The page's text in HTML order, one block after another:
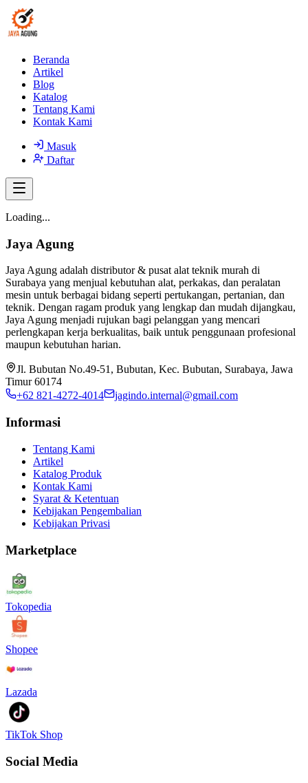
Beranda
Artikel
Blog
Katalog
Tentang Kami
Kontak Kami
Masuk
Daftar
Loading...
Jaya Agung
Jaya Agung adalah distributor & pusat alat teknik murah di
Surabaya yang menjual kebutuhan alat, perkakas, dan peralatan
mesin untuk berbagai bidang seperti pertukangan, pertanian, dan
teknik. Dengan ragam produk yang lengkap dan mudah dijangkau,
Jaya Agung menjadi rujukan bagi pelanggan yang mencari
perlengkapan kerja berkualitas, baik untuk penggunaan profesional
maupun kebutuhan harian.
Jl. Bubutan No.49-51, Bubutan, Kec. Bubutan, Surabaya, Jawa
Timur 60174
+62 821-4272-4014
jagindo.internal@gmail.com
Informasi
Tentang Kami
Artikel
Katalog Produk
Kontak Kami
Syarat & Ketentuan
Kebijakan Pengembalian
Kebijakan Privasi
Marketplace
Tokopedia
Shopee
Lazada
TikTok Shop
Social Media